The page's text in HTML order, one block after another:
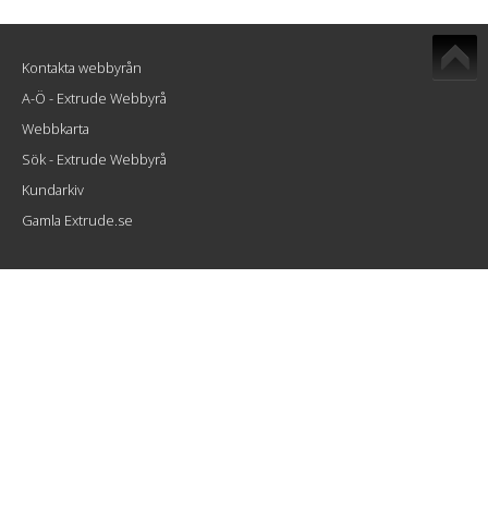
Kontakta webbyrån
A-Ö - Extrude Webbyrå
Webbkarta
Sök - Extrude Webbyrå
Kundarkiv
Gamla Extrude.se